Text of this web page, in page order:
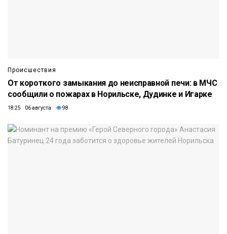
Происшествия
От короткого замыкания до неисправной печи: в МЧС
сообщили о пожарах в Норильске, Дудинке и Игарке
18:25 06 августа 98